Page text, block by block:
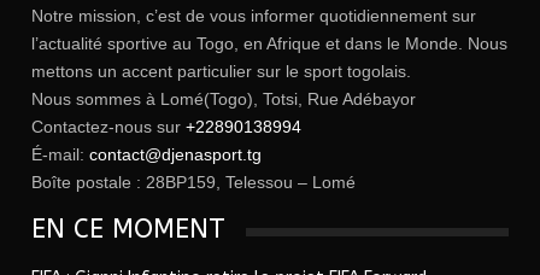
Notre mission, c’est de vous informer quotidiennement sur
l’actualité sportive au Togo, en Afrique et dans le Monde. Nous
mettons un accent particulier sur le sport togolais.
Nous sommes à Lomé(Togo), Totsi, Rue Adébayor
Contactez-nous sur +22890138994
É-mail: contact@djenasport.tg
Boîte postale : 28BP159, Telessou – Lomé
EN CE MOMENT